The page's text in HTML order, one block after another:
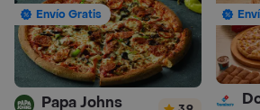
Envío Gratis
Papa Johns